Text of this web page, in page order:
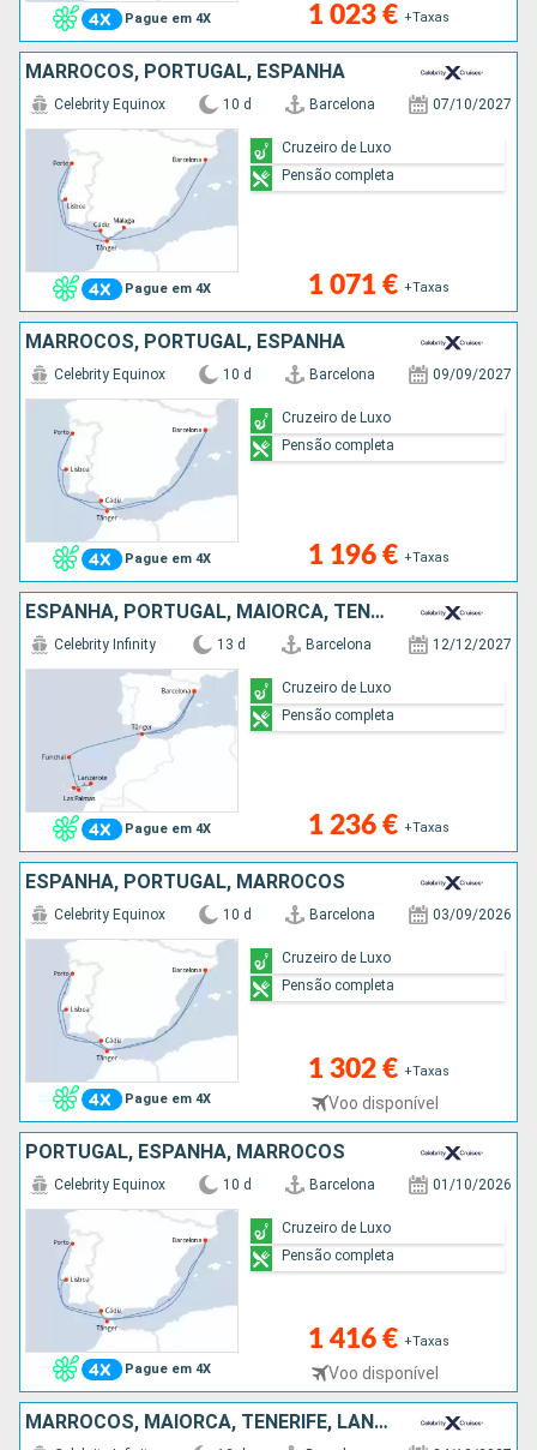
Pague em 4X 1 023 € +Taxas
MARROCOS, PORTUGAL, ESPANHA
Pague em 4X
Celebrity Equinox 10 d Barcelona 07/10/2027
1 071 € +Taxas
Cruzeiro de Luxo
Pensão completa
MARROCOS, PORTUGAL, ESPANHA
Pague em 4X
Celebrity Equinox 10 d Barcelona 09/09/2027
1 196 € +Taxas
Cruzeiro de Luxo
Pensão completa
ESPANHA, PORTUGAL, MAIORCA, TENERIFE, LANZAROTE, MARROCOS
Pague em 4X
Celebrity Infinity 13 d Barcelona 12/12/2027
1 236 € +Taxas
Cruzeiro de Luxo
Pensão completa
ESPANHA, PORTUGAL, MARROCOS
Pague em 4X
Celebrity Equinox 10 d Barcelona 03/09/2026
1 302 € +Taxas
Voo disponível
Cruzeiro de Luxo
Pensão completa
PORTUGAL, ESPANHA, MARROCOS
Pague em 4X
Celebrity Equinox 10 d Barcelona 01/10/2026
1 416 € +Taxas
Voo disponível
Cruzeiro de Luxo
Pensão completa
MARROCOS, MAIORCA, TENERIFE, LANZAROTE, GIBRALTAR, ESPANHA